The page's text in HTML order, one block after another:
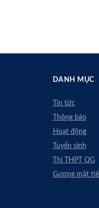
DANH MỤC
Tin tức
Thông báo
Hoạt động
Tuyển sinh
Thi THPT QG
Gương mặt